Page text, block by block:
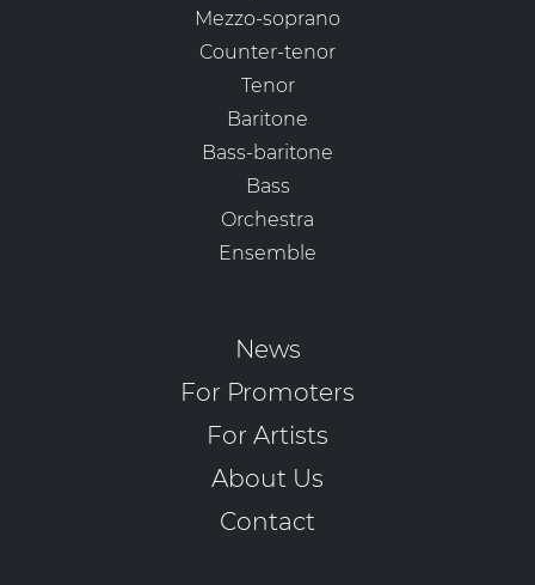
Mezzo-soprano
Counter-tenor
Tenor
Baritone
Bass-baritone
Bass
Orchestra
Ensemble
News
For Promoters
For Artists
About Us
Contact